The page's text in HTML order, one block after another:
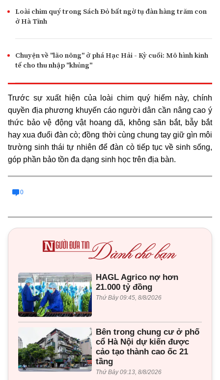
Loài chim quý trong Sách Đỏ bất ngờ tụ đàn hàng trăm con
ở Hà Tĩnh
Chuyện về "lão nông" ở phá Hạc Hải - Kỳ cuối: Mô hình kinh
tế cho thu nhập "khủng"
Trước sự xuất hiện của loài chim quý hiếm này, chính
quyền địa phương khuyến cáo người dân cần nâng cao ý
thức bảo vệ động vật hoang dã, không săn bắt, bẫy bắt
hay xua đuổi đàn cò; đồng thời cùng chung tay giữ gìn môi
trường sinh thái tự nhiên để đàn cò tiếp tục về sinh sống,
góp phần bảo tồn đa dạng sinh học trên địa bàn.
0
HAGL Agrico nợ hơn
21.000 tỷ đồng
Thứ Bảy 09:45, 8/8/2026
Bên trong chung cư ở phố
cổ Hà Nội dự kiến được
cảo tạo thành cao ốc 21
tầng
Thứ Bảy 09:13, 8/8/2026